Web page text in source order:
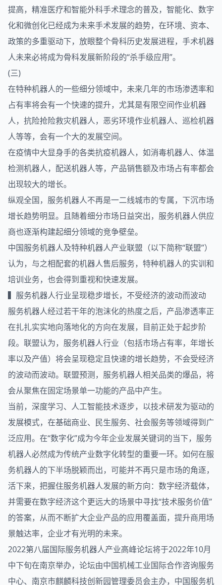
提高，精准医疗和智能外科手术理念的普及，智能化、数字
化和微创化已经成为未来手术发展的趋势，在环境、资本、
政策的多重驱动下，放眼整个骨科历史发展进程，手术机器
人未来必将成为骨科发展新阶段的“杀手级应用”。
(三)
在特种机器人的一些细分领域中，未来几年的市场渗透率和
占有率将会有一个快速的提升，尤其是有限空间作业机器
人，抗险抢险救灾机器人，恶劣环境作业机器人、巡检机器
人等等，会有一个大的发展空间。
在疫情中大显身手的各类抗疫机器人，如消毒机器人、体温
检测机器人，配送机器人等，产品销售额及市场占有率都会
出现较大的增长。
纵观全国，服务机器人不再是一二线城市的专属，下沉市场
增长趋势明显。且随着细分市场日益突出，服务机器人供应
商也逐渐构建起细分领域的竞争壁垒。
中国服务机器人及特种机器人产业联盟（以下简称“联盟”）
认为，与之相配套的机器人售后服务，特种机器人的实训和
培训业务，也会得到重视和快速发展。
▍服务机器人行业呈现稳步增长，不受经济的波动而波动
服务机器人经过若干年的泡沫化的热度之后，产品渗透率正
在扎扎实实地向落地化的方向在发展，目前正处于起步阶
段。联盟认为，服务机器人行业（包括市场占有率，年增长
率以及产值）将会呈现稳定且快速的增长趋势，不会受经济
的波动而波动。联盟预测，服务机器人相关品类的爆品，将
会从聚焦在固定场景单一功能的产品中产生。
当前，深度学习、人工智能技术逐步，以技术研发为驱动的
发展模式，在基础商业、民生服务、社会服务等领域得到广
泛应用。在“数字化”成为今年企业发展关键词的当下，服务
机器人必然成为传统产业数字化转型的重要一环。如何在服
务机器人的下半场脱颖而出，可能并不再只是市场的角逐，
活下来，把握住服务机器人发展的新方向：数字经济载体，
并需要在数字经济这个更远大的场景中寻找“技术服务价值”
的答案，从而不断扩大企业产品的应用覆盖面，提升商用场
景触达率，企业才有光明的未来。
2022第八届国际服务机器人产业高峰论坛将于2022年10月
中下旬在南京举办，论坛由中国机械工业国际合作咨询服务
中心、南京市麒麟科技创新园管理委员会主办，中国服务机